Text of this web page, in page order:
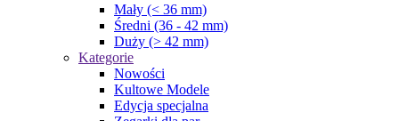
Mały (< 36 mm)
Średni (36 - 42 mm)
Duży (> 42 mm)
Kategorie
Nowości
Kultowe Modele
Edycja specjalna